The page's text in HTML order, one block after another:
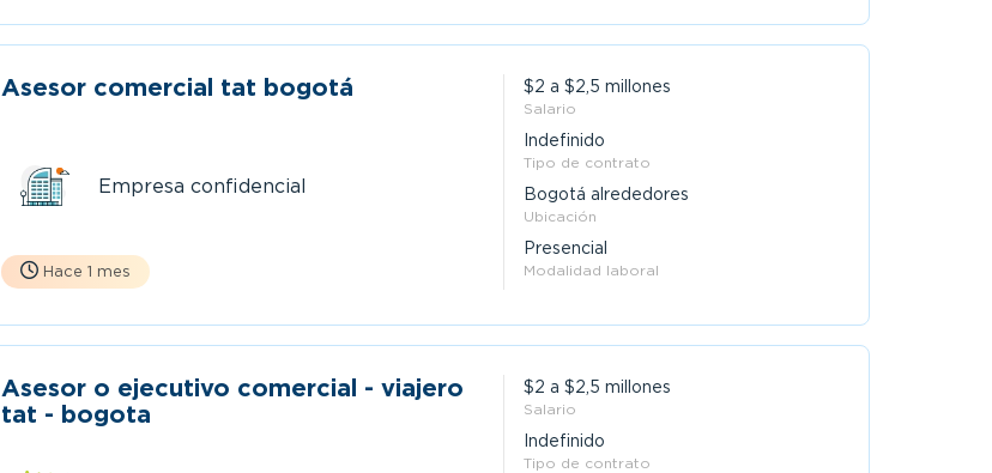
Asesor comercial tat bogotá
Empresa confidencial
Hace 1 mes
$2 a $2,5 millones
Salario
Indefinido
Tipo de contrato
Bogotá alrededores
Ubicación
Presencial
Modalidad laboral
Asesor o ejecutivo comercial - viajero
tat - bogota
$2 a $2,5 millones
Salario
Indefinido
Tipo de contrato